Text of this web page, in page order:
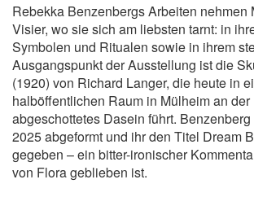
Rebekka Benzenbergs Arbeiten nehmen
Visier, wo sie sich am liebsten tarnt: in
Symbolen und Ritualen sowie in ihrem
Ausgangspunkt der Ausstellung ist die
(1920) von Richard Langer, die heute in
halböffentlichen Raum in Mülheim an
abgeschottetes Dasein führt.
2025 abgeformt und ihr den Titel Dream
gegeben – ein bitter-ironischer
von Flora geblieben ist.